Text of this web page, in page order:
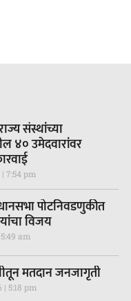
संस्थांच्या
४० उमेदवारांवर
7:54 pm
पोटनिवडणुकीत
विजय
5:49 am
मतदान जनजागृती
5:18 pm